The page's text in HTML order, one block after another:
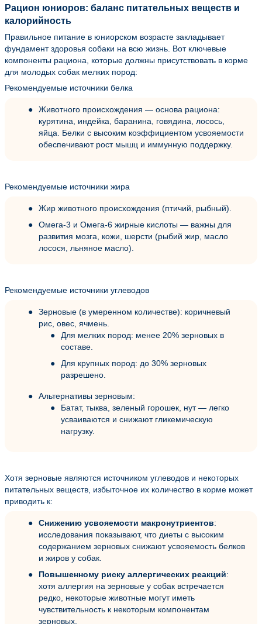
Рацион юниоров: баланс питательных веществ и
калорийность
Правильное питание в юниорском возрасте закладывает
фундамент здоровья собаки на всю жизнь. Вот ключевые
компоненты рациона, которые должны присутствовать в корме
для молодых собак мелких пород:
Рекомендуемые источники белка
Животного происхождения — основа рациона:
курятина, индейка, баранина, говядина, лосось,
яйца. Белки с высоким коэффициентом усвояемости
обеспечивают рост мышц и иммунную поддержку.
Рекомендуемые источники жира
Жир животного происхождения (птичий, рыбный).
Омега-3 и Омега-6 жирные кислоты — важны для
развития мозга, кожи, шерсти (рыбий жир, масло
лосося, льняное масло).
Рекомендуемые источники углеводов
Зерновые (в умеренном количестве): коричневый
рис, овес, ячмень.
Для мелких пород: менее 20% зерновых в
составе.
Для крупных пород: до 30% зерновых
разрешено.
Альтернативы зерновым:
Батат, тыква, зеленый горошек, нут — легко
усваиваются и снижают гликемическую
нагрузку.
Хотя зерновые являются источником углеводов и некоторых
питательных веществ, избыточное их количество в корме может
приводить к:
Снижению усвояемости макронутриентов:
исследования показывают, что диеты с высоким
содержанием зерновых снижают усвояемость белков
и жиров у собак.
Повышенному риску аллергических реакций:
хотя аллергия на зерновые у собак встречается
редко, некоторые животные могут иметь
чувствительность к некоторым компонентам
зерновых.